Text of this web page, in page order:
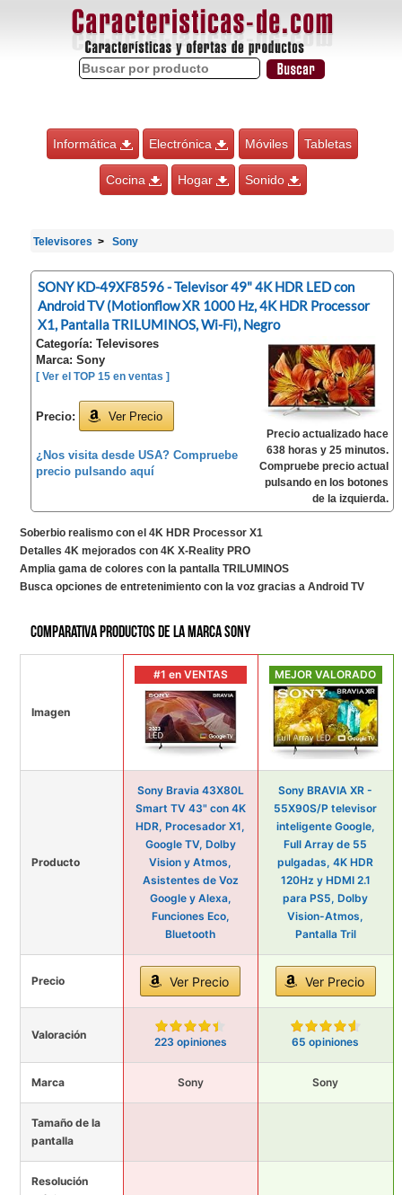
Informática Electrónica Móviles Tabletas
Cocina Hogar Sonido
Televisores Sony
SONY KD-49XF8596 - Televisor 49" 4K HDR LED con
Android TV (Motionflow XR 1000 Hz, 4K HDR Processor
X1, Pantalla TRILUMINOS, Wi-Fi), Negro
Categoría: Televisores
Marca: Sony
[ Ver el TOP 15 en ventas ]
Precio: Ver Precio
¿Nos visita desde USA? Compruebe
precio pulsando aquí
Precio actualizado hace
638 horas y 25 minutos.
Compruebe precio actual
pulsando en los botones
de la izquierda.
Soberbio realismo con el 4K HDR Processor X1
Detalles 4K mejorados con 4K X-Reality PRO
Amplia gama de colores con la pantalla TRILUMINOS
Busca opciones de entretenimiento con la voz gracias a Android TV
Comparativa productos de la marca Sony
Imagen
#1 en VENTAS MEJOR VALORADO
Producto
Sony Bravia 43X80L
Smart TV 43" con 4K
HDR, Procesador X1,
Google TV, Dolby
Vision y Atmos,
Asistentes de Voz
Google y Alexa,
Funciones Eco,
Bluetooth
Sony BRAVIA XR -
55X90S/P televisor
inteligente Google,
Full Array de 55
pulgadas, 4K HDR
120Hz y HDMI 2.1
para PS5, Dolby
Vision-Atmos,
Pantalla Tril
Precio Ver Precio Ver Precio
Valoración
223 opiniones 65 opiniones
Marca Sony Sony
Tamaño de la
pantalla
Resolución